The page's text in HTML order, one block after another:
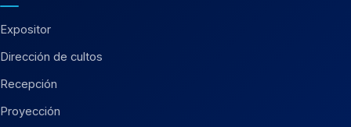
Expositor
Dirección de cultos
Recepción
Proyección